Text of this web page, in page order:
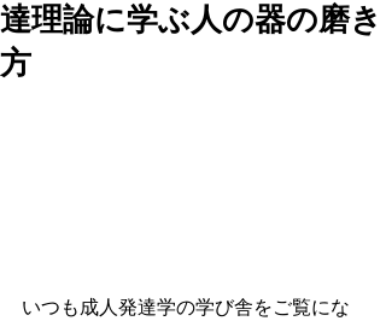
達理論に学ぶ人の器の磨き
方
いつも成人発達学の学び舎をご覧にな